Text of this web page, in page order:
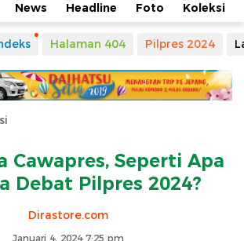
News Headline Foto Koleksi
Halaman 404 Pilpres 2024
Cawapres, Seperti Apa
Debat Pilpres 2024?
Dirastore.com
Januari 4, 2024 7:25 pm